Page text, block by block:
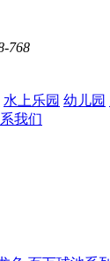
768
水上乐园 幼儿园
我们